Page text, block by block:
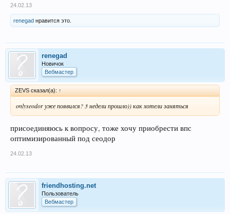
24.02.13
renegad нравится это.
renegad
Новичок
Вебмастер
ZEVS сказал(а): ↑
onlyseodor уже появился? 3 недели прошло)) как хотели заняться
присоединяюсь к вопросу, тоже хочу приобрести впс
оптимизированный под сеодор
24.02.13
friendhosting.net
Пользователь
Вебмастер